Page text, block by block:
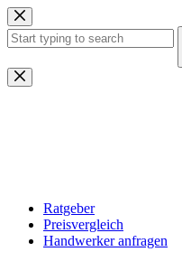
Zum
Inhalt
springen
Keine
Ergebnisse
Ratgeber
Preisvergleich
Handwerker anfragen